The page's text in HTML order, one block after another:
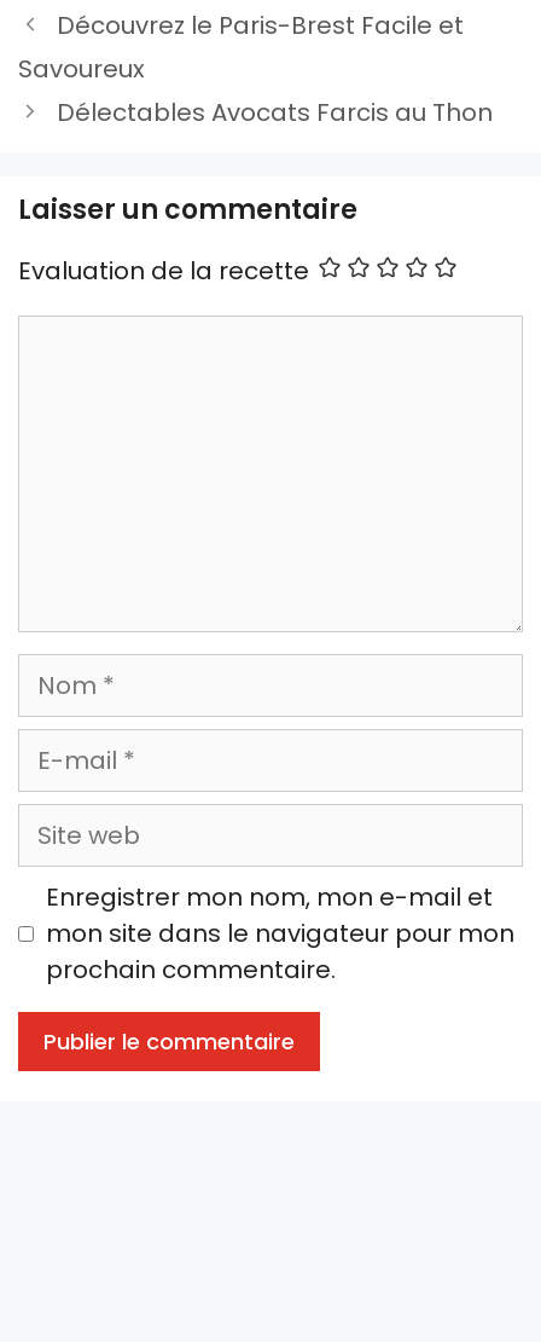
Découvrez le Paris-Brest Facile et
Savoureux
Délectables Avocats Farcis au Thon
Laisser un commentaire
Evaluation de la recette
Nom
E-
mail
Site
web
Enregistrer mon nom, mon e-mail et
mon site dans le navigateur pour mon
prochain commentaire.